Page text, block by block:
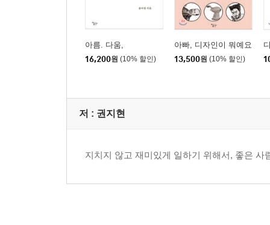
아름. 다움,
16,200원 (10% 할인)
아빠, 디자인이 뭐예요
13,500원 (10% 할인)
저 : 권지현
지치지 않고 재미있게 일하기 위해서, 좋은